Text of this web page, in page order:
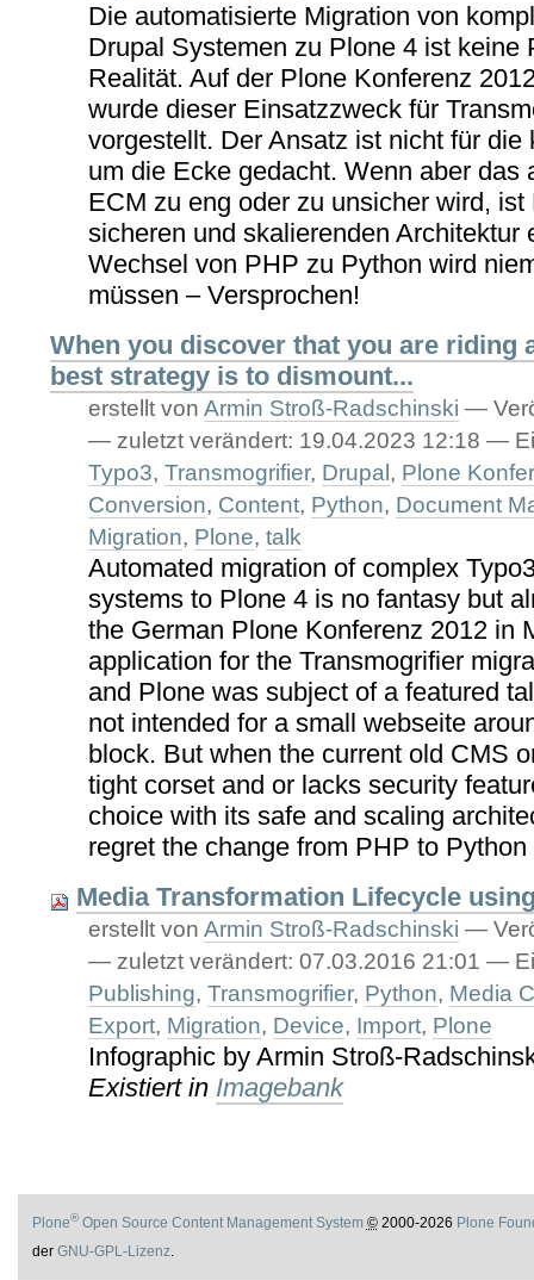
Die automatisierte Migration von
Drupal Systemen zu Plone 4 ist keine
Realität. Auf der Plone Konferenz
wurde dieser Einsatzzweck für
vorgestellt. Der Ansatz ist nicht für die
um die Ecke gedacht. Wenn aber das
ECM zu eng oder zu unsicher wird,
sicheren und skalierenden Architektur
Wechsel von PHP zu Python wird
müssen – Versprochen!
When you discover that you are riding
best strategy is to dismount...
erstellt vonArmin Stroß-Radschinski —
— zuletzt verändert: 19.04.2023 12:18—
Typo3,Transmogrifier, Drupal , Plone
Conversion, Content, Python, Document
Migration, Plone,talk
Automated migration of complex
systems to Plone 4 is no fantasy but
the German Plone Konferenz 2012 in
application for the Transmogrifier
and Plone was subject of a featured
not intended for a small webseite
block. But when the current old CMS
tight corset and or lacks security
choice with its safe and scaling
regret the change from PHP to
Media Transformation Lifecycle
erstellt vonArmin Stroß-Radschinski —
— zuletzt verändert: 07.03.2016 21:01—
Publishing,Transmogrifier, Python, Media
Export, Migration, Device, Import, Plone
Infographic by Armin Stroß-
Existiert in Imagebank
Plone®Open Source Content Management System ©2000-2026 Plone
der GNU-GPL-Lizenz.